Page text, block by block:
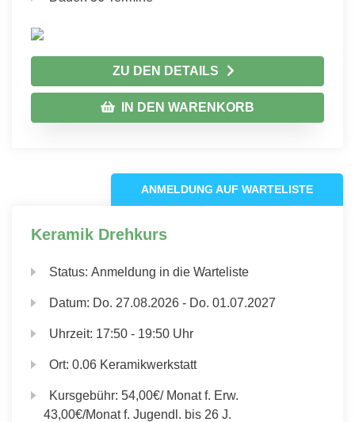
ZU DEN DETAILS
IN DEN WARENKORB
ANMELDUNG AUF WARTELISTE
Keramik Drehkurs
Status:Anmeldung in die Warteliste
Datum: Do. 27.08.2026 - Do. 01.07.2027
Uhrzeit: 17:50 - 19:50 Uhr
Ort:0.06 Keramikwerkstatt
Kursgebühr:54,00€/ Monat f. Erw.
43,00€/Monat f. Jugendl. bis 26 J.